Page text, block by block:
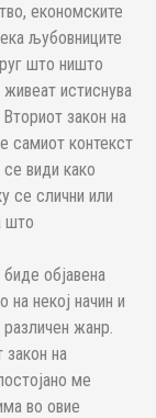
економските
љубовниците
што ништо
истиснува
закон на
самиот контекст
види како
се слични или
што
објавена
на некој начин и
жанр.
на
ме
во овие